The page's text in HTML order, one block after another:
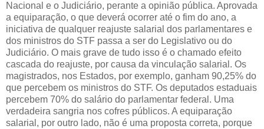
Nacional e o Judiciário, perante a opinião pública. Aprovada
a equiparação, o que deverá ocorrer até o fim do ano, a
iniciativa de qualquer reajuste salarial dos parlamentares e
dos ministros do STF passa a ser do Legislativo ou do
Judiciário. O mais grave de tudo isso é o chamado efeito
cascada do reajuste, por causa da vinculação salarial. Os
magistrados, nos Estados, por exemplo, ganham 90,25% do
que percebem os ministros do STF. Os deputados estaduais
percebem 70% do salário do parlamentar federal. Uma
verdadeira sangria nos cofres públicos. A equiparação
salarial, por outro lado, não é uma proposta correta, porque